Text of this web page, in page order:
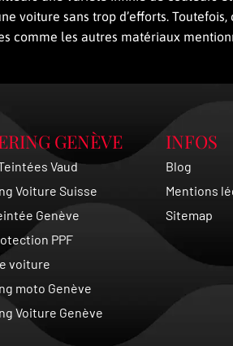
voiture sans trop d’efforts.
comme les autres matériaux
GENÈVE
Vaud
Voiture Suisse
Genève
PPF
voiture
moto Genève
Voiture Genève
INFOS
Blog
Mentions
Sitemap